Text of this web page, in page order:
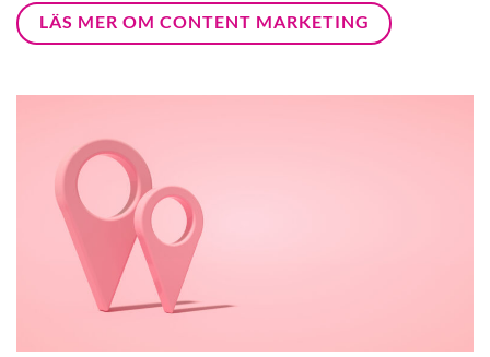
LÄS MER OM CONTENT MARKETING